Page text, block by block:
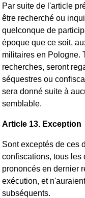
Par suite de l'article
être recherché ou
quelconque de
époque que ce soit,
militaires en Pologne.
recherches, seront
séquestres ou
sera donné suite à
semblable.
Article 13. Exception
Sont exceptés de ces
confiscations, tous les
prononcés en dernier
exécution, et
subséquents.